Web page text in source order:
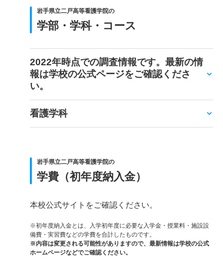
岩手県立二戸高等看護学院の
学部・学科・コース
2022年時点での調査情報です。最新の情
報は学校の公式ページをご確認くださ
い。
看護学科
岩手県立二戸高等看護学院の
学費（初年度納入金）
本校公式サイトをご確認ください。
※初年度納入金とは、入学初年度に必要な入学金・授業料・施設設
備費・実習費などの学費を合計したものです。
※内容は変更される可能性がありますので、最新情報は学校の公式
ホームページなどでご確認ください。